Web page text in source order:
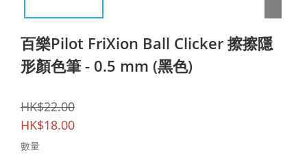
百樂Pilot FriXion Ball Clicker 擦擦隱
形顏色筆 - 0.5 mm (黑色)
HK$22.00
HK$18.00
數量